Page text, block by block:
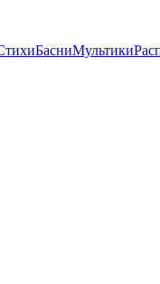
БасниМультики